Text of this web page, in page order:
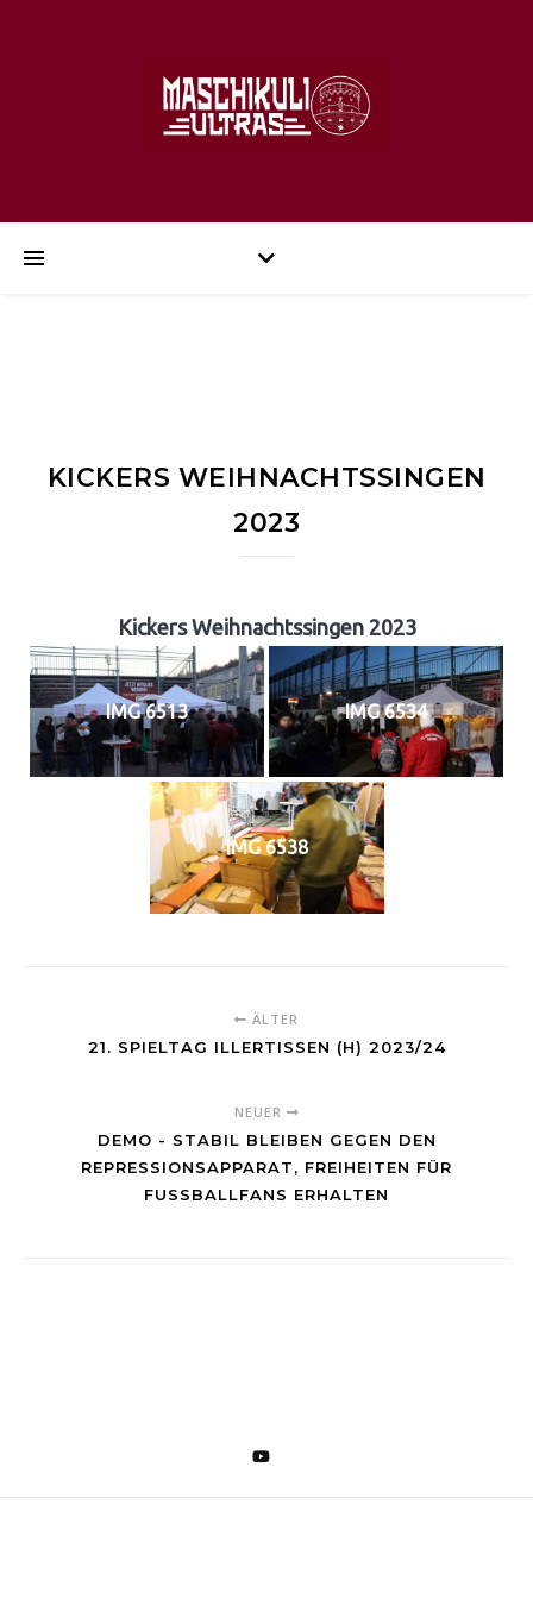
KICKERS WEIHNACHTSSINGEN
2023
Kickers Weihnachtssingen 2023
IMG 6513 IMG 6534
IMG 6538
ÄLTER
21. SPIELTAG ILLERTISSEN (H) 2023/24
NEUER
DEMO - STABIL BLEIBEN GEGEN DEN
REPRESSIONSAPPARAT, FREIHEITEN FÜR
FUSSBALLFANS ERHALTEN